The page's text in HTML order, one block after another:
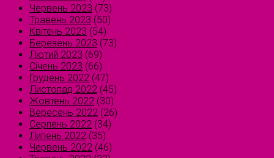
Червень 2023 (73)
Травень 2023 (50)
Квітень 2023 (54)
Березень 2023 (73)
Лютий 2023 (69)
Січень 2023 (66)
Грудень 2022 (47)
Листопад 2022 (45)
Жовтень 2022 (30)
Вересень 2022 (26)
Серпень 2022 (34)
Липень 2022 (35)
Червень 2022 (46)